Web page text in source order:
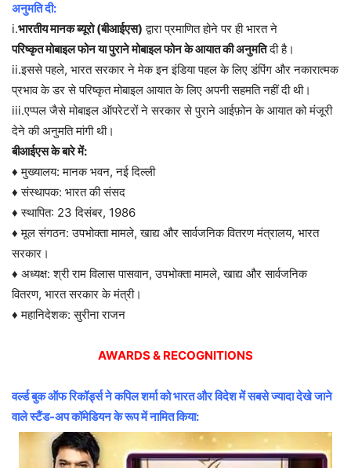
अनुमति दी:
i.भारतीय मानक ब्यूरो (बीआईएस) द्वारा प्रमाणित होने पर ही भारत ने
परिष्कृत मोबाइल फोन या पुराने मोबाइल फोन के आयात की अनुमतिदी है।
ii.इससे पहले, भारत सरकार ने मेक इन इंडिया पहल के लिए डंपिंग और नकारात्मक
प्रभाव के डर से परिष्कृत मोबाइल आयात के लिए अपनी सहमति नहीं दी थी।
iii.एप्पल जैसे मोबाइल ऑपरेटरों ने सरकार से पुराने आईफ़ोन के आयात को मंजूरी
देने की अनुमति मांगी थी।
बीआईएस के बारे में:
♦ मुख्यालय: मानक भवन, नई दिल्ली
♦ संस्थापक: भारत की संसद
♦ स्थापित: 23 दिसंबर, 1986
♦ मूल संगठन: उपभोक्ता मामले, खाद्य और सार्वजनिक वितरण मंत्रालय, भारत
सरकार।
♦ अध्यक्ष: श्री राम विलास पासवान, उपभोक्ता मामले, खाद्य और सार्वजनिक
वितरण, भारत सरकार के मंत्री।
♦ महानिदेशक: सुरीना राजन
AWARDS & RECOGNITIONS
वर्ल्ड बुक ऑफ रिकॉर्ड्स ने कपिल शर्मा को भारत और विदेश में सबसे ज्यादा देखे जाने
वाले स्टैंड-अप कॉमेडियन के रूप में नामित किया: